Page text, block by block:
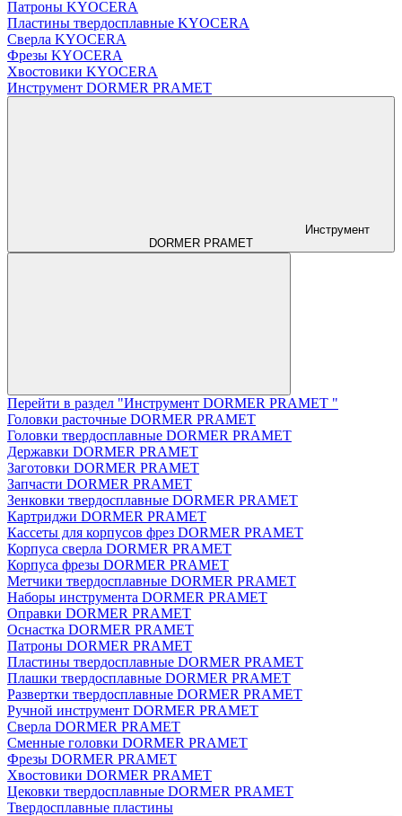
Патроны KYOCERA
Пластины твердосплавные KYOCERA
Сверла KYOCERA
Фрезы KYOCERA
Хвостовики KYOCERA
Инструмент DORMER PRAMET
Инструмент
DORMER PRAMET
Перейти в раздел "Инструмент DORMER PRAMET "
Головки расточные DORMER PRAMET
Головки твердосплавные DORMER PRAMET
Державки DORMER PRAMET
Заготовки DORMER PRAMET
Запчасти DORMER PRAMET
Зенковки твердосплавные DORMER PRAMET
Картриджи DORMER PRAMET
Кассеты для корпусов фрез DORMER PRAMET
Корпуса сверла DORMER PRAMET
Корпуса фрезы DORMER PRAMET
Метчики твердосплавные DORMER PRAMET
Наборы инструмента DORMER PRAMET
Оправки DORMER PRAMET
Оснастка DORMER PRAMET
Патроны DORMER PRAMET
Пластины твердосплавные DORMER PRAMET
Плашки твердосплавные DORMER PRAMET
Развертки твердосплавные DORMER PRAMET
Ручной инструмент DORMER PRAMET
Сверла DORMER PRAMET
Сменные головки DORMER PRAMET
Фрезы DORMER PRAMET
Хвостовики DORMER PRAMET
Цековки твердосплавные DORMER PRAMET
Твердосплавные пластины